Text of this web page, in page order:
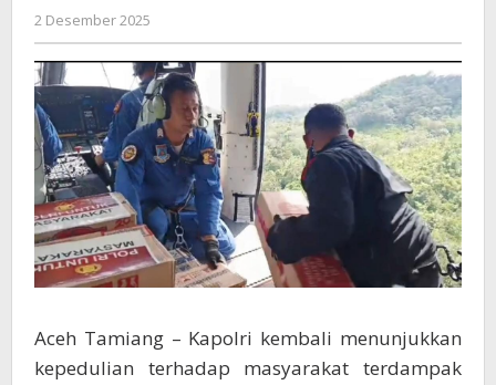
Airdrop
Akibat
Lokasi
Masih
Terisolir
2 Desember 2025
BangAdmin
Aceh Tamiang – Kapolri kembali menunjukkan
kepedulian terhadap masyarakat terdampak